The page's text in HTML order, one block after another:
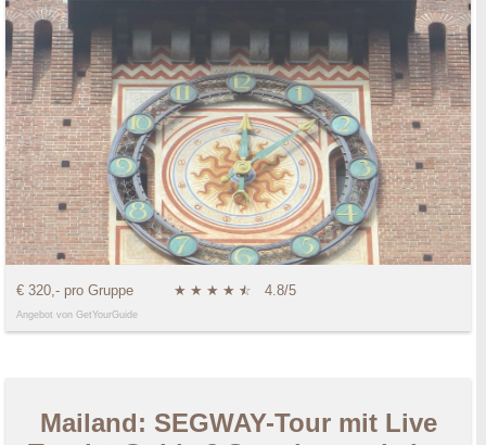
€ 320,- pro Gruppe ★ ★ ★ ★ ★
☆ 4.8/5
Angebot von GetYourGuide
Mailand: SEGWAY-Tour mit Live